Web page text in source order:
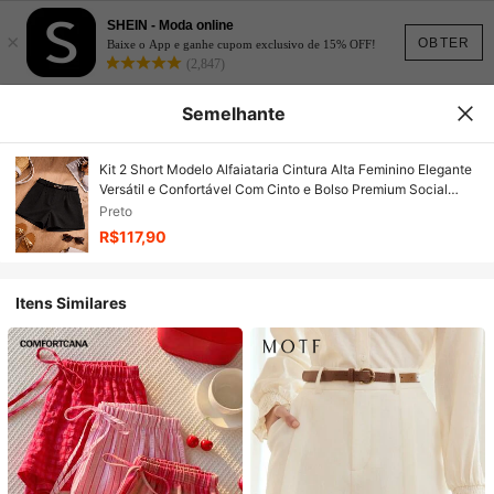
OBTER
×
SHEIN - Moda online
Baixe o App e ganhe cupom exclusivo de 15% OFF!
(2,847)
Semelhante
Kit 2 Short Modelo Alfaiataria Cintura Alta Feminino Elegante
Versátil e Confortável Com Cinto e Bolso Premium Social
Férias
Preto
R$117,90
Itens Similares